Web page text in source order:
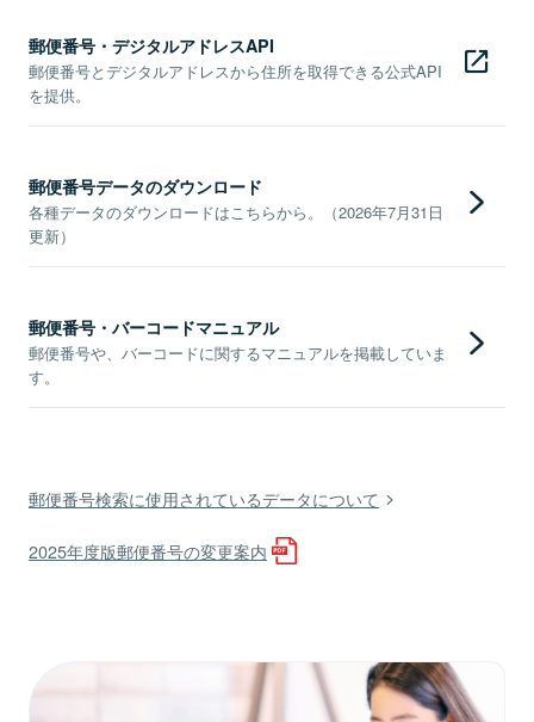
郵便番号・デジタルアドレスAPI
郵便番号とデジタルアドレスから住所を取得できる公式API
を提供。
郵便番号データのダウンロード
各種データのダウンロードはこちらから。（2026年7月31日
更新）
郵便番号・バーコードマニュアル
郵便番号や、バーコードに関するマニュアルを掲載していま
す。
郵便番号検索に使用されているデータについて
2025年度版郵便番号の変更案内